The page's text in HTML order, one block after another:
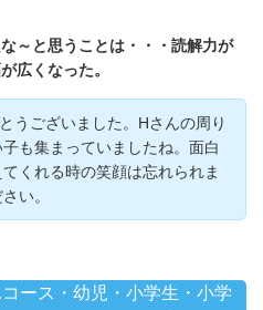
～と思うことは・・・読解力が
広くなった。
うございました。Hさんの周り
も集まっていましたね。面白
くれる時の笑顔は忘れられま
い。
ース・幼児・小学生・小学